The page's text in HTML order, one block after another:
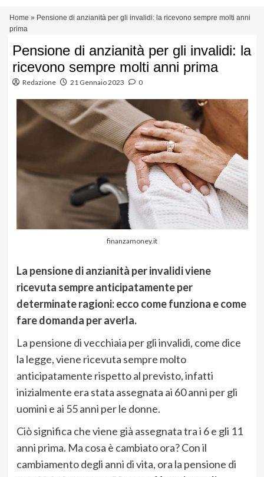
contenuto
principale
Home » Pensione di anzianità per gli invalidi: la ricevono sempre molti anni
prima
Pensione di anzianità per gli invalidi: la
ricevono sempre molti anni prima
Redazione 21 Gennaio 2023 0
finanzamoney.it
La pensione di anzianità per invalidi viene
ricevuta sempre anticipatamente per
determinate ragioni: ecco come funziona e come
fare domanda per averla.
La pensione di vecchiaia per gli invalidi, come dice
la legge, viene ricevuta sempre molto
anticipatamente rispetto al previsto, infatti
inizialmente era stata assegnata ai 60 anni per gli
uomini e ai 55 anni per le donne.
Ciò significa che viene già assegnata tra i 6 e gli 11
anni prima. Ma cosa è cambiato ora? Con il
cambiamento degli anni di vita, ora la pensione di